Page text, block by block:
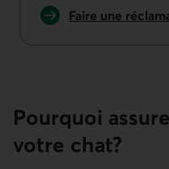
Faire une
Pourquoi
votre chat?